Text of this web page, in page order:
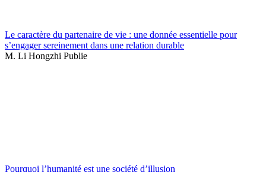
Le caractère du partenaire de vie : une donnée essentielle pour
s’engager sereinement dans une relation durable
M. Li Hongzhi Publie
Pourquoi l’humanité est une société d’illusion